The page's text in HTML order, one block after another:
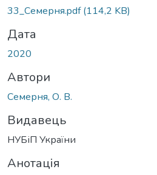
33_Семерня.pdf(114,2 KB)
Дата
2020
Автори
Семерня, О. В.
Видавець
НУБіП України
Анотація